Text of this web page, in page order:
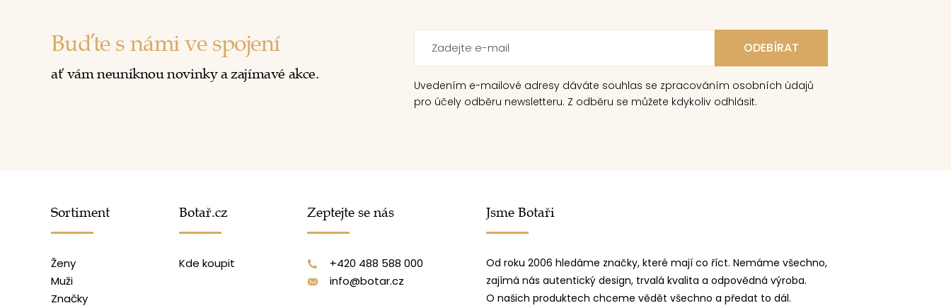
Buďte s námi ve spojení
ať vám neuniknou novinky a zajímavé akce.
Uvedením e-mailové adresy dáváte souhlas se zpracováním osobních údajů
pro účely odběru newsletteru. Z odběru se můžete kdykoliv odhlásit.
Sortiment
Ženy
Muži
Značky
Botař.cz
Kde koupit
Zeptejte se nás
+420 488 588 000
info@botar.cz
Jsme Botaři
Od roku 2006 hledáme značky, které mají co říct. Nemáme všechno,
zajímá nás autentický design, trvalá kvalita a odpovědná výroba.
O našich produktech chceme vědět všechno a předat to dál.